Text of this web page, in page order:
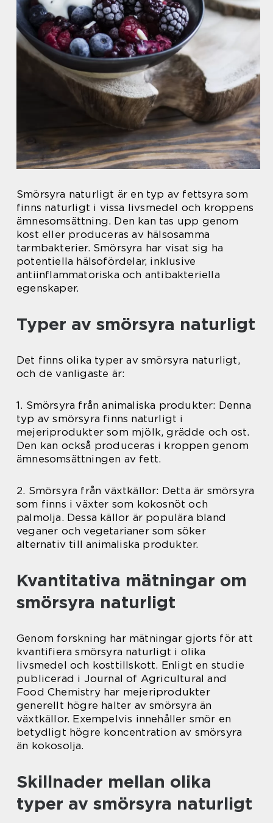
Smörsyra naturligt är en typ av fettsyra som
finns naturligt i vissa livsmedel och kroppens
ämnesomsättning. Den kan tas upp genom
kost eller produceras av hälsosamma
tarmbakterier. Smörsyra har visat sig ha
potentiella hälsofördelar, inklusive
antiinflammatoriska och antibakteriella
egenskaper.
Typer av smörsyra naturligt
Det finns olika typer av smörsyra naturligt,
och de vanligaste är:
1. Smörsyra från animaliska produkter: Denna
typ av smörsyra finns naturligt i
mejeriprodukter som mjölk, grädde och ost.
Den kan också produceras i kroppen genom
ämnesomsättningen av fett.
2. Smörsyra från växtkällor: Detta är smörsyra
som finns i växter som kokosnöt och
palmolja. Dessa källor är populära bland
veganer och vegetarianer som söker
alternativ till animaliska produkter.
Kvantitativa mätningar om
smörsyra naturligt
Genom forskning har mätningar gjorts för att
kvantifiera smörsyra naturligt i olika
livsmedel och kosttillskott. Enligt en studie
publicerad i Journal of Agricultural and
Food Chemistry har mejeriprodukter
generellt högre halter av smörsyra än
växtkällor. Exempelvis innehåller smör en
betydligt högre koncentration av smörsyra
än kokosolja.
Skillnader mellan olika
typer av smörsyra naturligt